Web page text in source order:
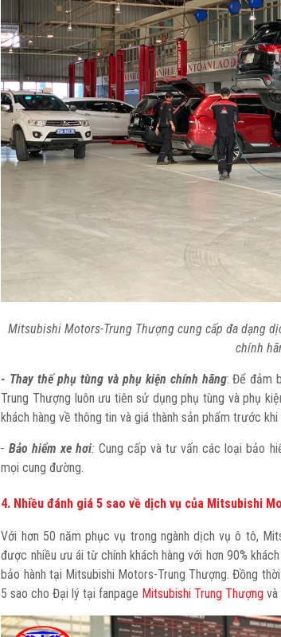
Mitsubishi Motors-Trung Thượng cung cấp đa dạng
chính
- Thay thế phụ tùng và phụ kiện chính hãng: Để đảm
Trung Thượng luôn ưu tiên sử dụng phụ tùng và phụ
khách hàng về thông tin và giá thành sản phẩm trước
- Bảo hiểm xe hơi:Cung cấp và tư vấn các loại bảo
mọi cung đường.
4. Nhiều đánh giá 5 sao về dịch vụ của Mitsubishi
Với hơn 50 năm phục vụ trong ngành dịch vụ ô tô,
được nhiều ưu ái từ chính khách hàng với hơn 90%
bảo hành tại Mitsubishi Motors-Trung Thượng. Đồng
5 sao cho Đại lý tại fanpage Mitsubishi Trung Thượng